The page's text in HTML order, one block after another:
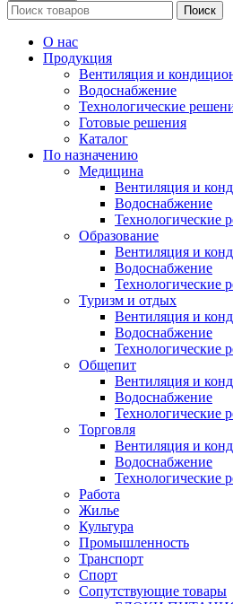
Поиск
О нас
Продукция
Вентиляция и
Водоснабжение
Технологические
Готовые решения
Каталог
По назначению
Медицина
Вентиляция и
Водоснабжение
Технологические
Образование
Вентиляция и
Водоснабжение
Технологические
Туризм и отдых
Вентиляция и
Водоснабжение
Технологические
Общепит
Вентиляция и
Водоснабжение
Технологические
Торговля
Вентиляция и
Водоснабжение
Технологические
Работа
Жилье
Культура
Промышленность
Транспорт
Спорт
Сопутствующие товары